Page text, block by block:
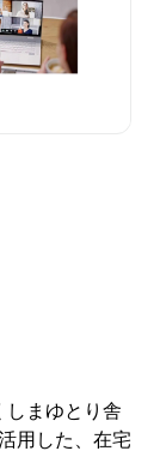
しまゆとり舎
用した、在宅